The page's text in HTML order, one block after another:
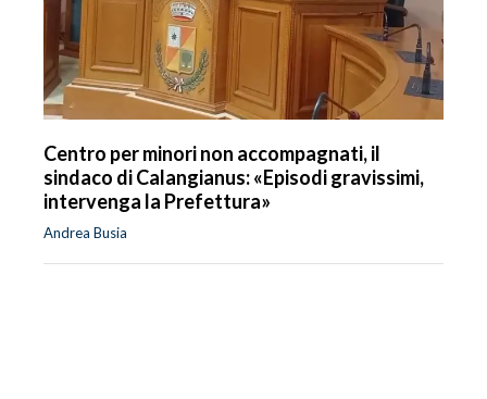
Centro per minori non accompagnati, il
sindaco di Calangianus: «Episodi gravissimi,
intervenga la Prefettura»
Andrea Busia